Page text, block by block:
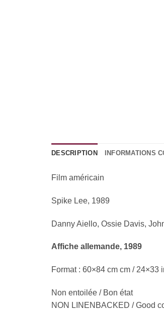
DESCRIPTION INFORMATIONS
Film américain
Spike Lee, 1989
Danny Aiello, Ossie Davis,
Affiche allemande, 1989
Format : 60×84 cm cm / 24×33
Non entoilée / Bon état
NON LINENBACKED / Good